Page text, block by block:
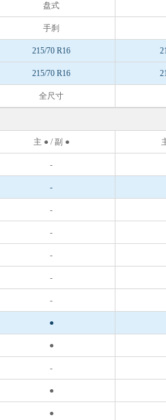
盘式
手刹
215/70 R16
215/70 R16
全尺寸
主 ● / 副 ●
-
-
-
-
-
-
-
●
●
-
●
●